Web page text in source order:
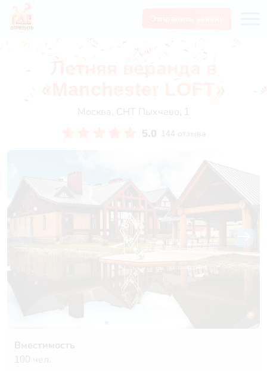
Летняя веранда в
«Manchester LOFT»
Москва, СНТ Пыхчево, 1
5.0 144 отзыва
Вместимость
100 чел.